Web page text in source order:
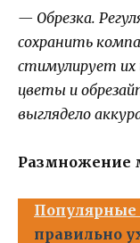
— Обрезка.
сохранить
стимулирует их
цветы и
выглядело
Размножение
Популярные
правильно